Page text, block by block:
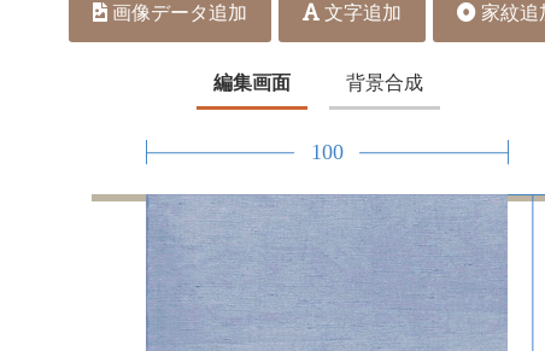
画像データ追加 文字追加 家紋追
編集画面 背景合成